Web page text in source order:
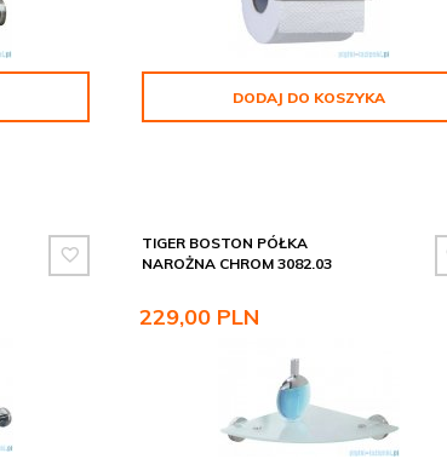
DODAJ DO KOSZYKA
TIGER BOSTON PÓŁKA
NAROŻNA CHROM 3082.03
229,00 PLN